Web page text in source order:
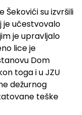
Šekovići su izvršili
je učestvovalo
je upravljalo
lice je
Dom
toga i u JZU
dežurnog
teške